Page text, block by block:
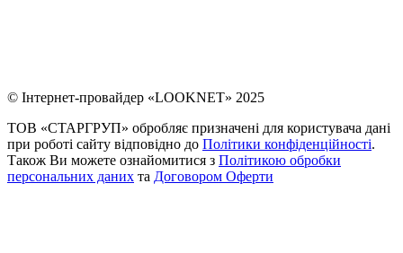
© Інтернет-провайдер «LOOKNET» 2025
ТОВ «СТАРГРУП» обробляє призначені для користувача дані
при роботі сайту відповідно до Політики конфіденційності.
Також Ви можете ознайомитися з Політикою обробки
персональних даних та Договором Оферти